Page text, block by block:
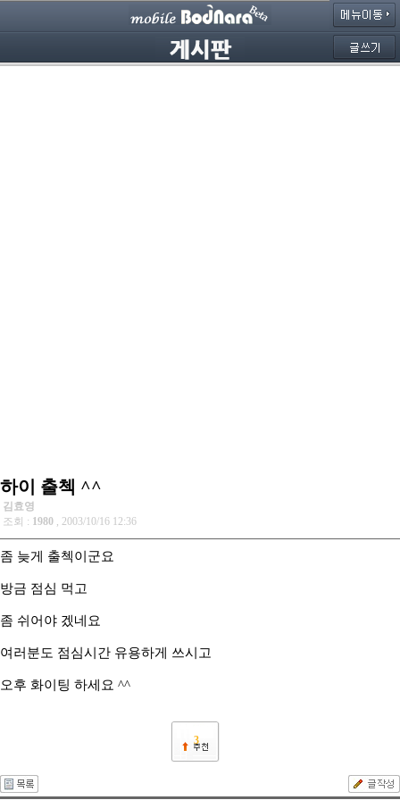
하이 출첵 ^^
김효영
조회 : 1980 , 2003/10/16 12:36
좀 늦게 출첵이군요
방금 점심 먹고
좀 쉬어야 겠네요
여러분도 점심시간 유용하게 쓰시고
오후 화이팅 하세요 ^^
3